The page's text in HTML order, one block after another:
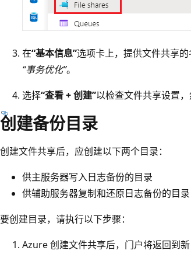
在“基本信息”选项卡上，提供文件共享
“事务优化”。
选择“查看 + 创建”以检查文件共享设置
创建备份目录
创建文件共享后，应创建以下两个目录：
供主服务器写入日志备份的目录
供辅助服务器复制和还原日志备份的目录
要创建目录，请执行以下步骤：
Azure 创建文件共享后，门户将返回到